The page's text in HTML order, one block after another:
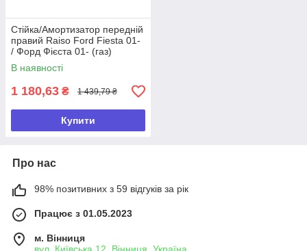
Стійка/Амортизатор передній
правий Raiso Ford Fiesta 01-
/ Форд Фієста 01- (газ)
В наявності
1 180,63 ₴ 1 439,79 ₴
Купити
Про нас
98% позитивних з 59 відгуків за рік
Працює з 01.05.2023
м. Вінниця